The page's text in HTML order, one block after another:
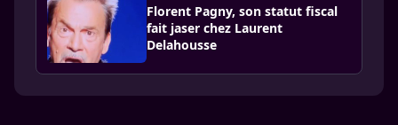
Florent Pagny, son statut fiscal
fait jaser chez Laurent
Delahousse